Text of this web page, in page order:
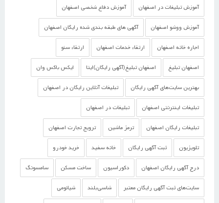
آموزش تبلیغات در اصفهان آموزش دفاع شخصی اصفهان
آموزش ووشو اصفهان آگهی های طبقه بندی شده رایگان اصفهان
اجاره خانه اصفهان ارتقاء خدمات اصفهان ارتقاء سئو
اصفهان تبلیغ اصفهان تبلیغ(آگهی رایگان)ایتا ایکس باکس وان
بهترین سایت‌های آگهی رایگان تبلیغات آنلاین رایگان در اصفهان
تبلیغات اینترنتی اصفهان تبلیغات در اصفهان
تبلیغات رایگان اصفهان ترمز ماشین ترویج تجارت اصفهان
تلویزیون ثبت آگهی رایگان خانه سفید خرید خودرو
درج آگهی رایگان اصفهان دکوراسیون ساخت مسکن سامسونگ
سایت‌های ثبت آگهی رایگان معتبر شاسی‌بلند شیائومی